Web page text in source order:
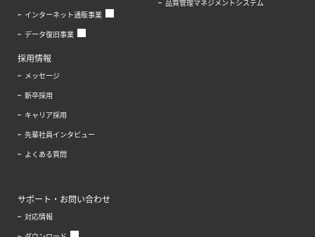
インターネット通販事業
データ復旧事業
品質管理マネジメントシステム
採用情報
メッセージ
新卒採用
キャリア採用
先輩社員インタビュー
よくある質問
サポート・お問い合わせ
対応情報